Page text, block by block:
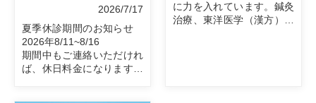
2026/7/17
夏季休診期間のお知らせ
2026年8/11~8/16
期間中もご連絡いただけれ
ば、休日料金になりますが
に力を入れています。鍼灸
治療、東洋医学（漢方）、